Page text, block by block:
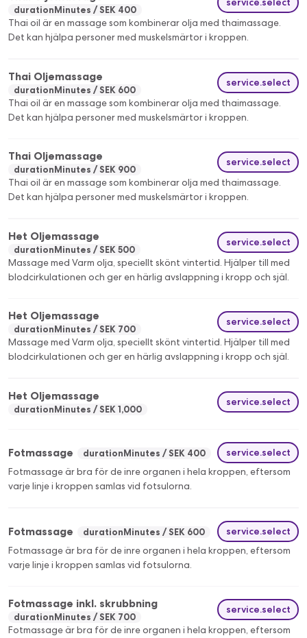
durationMinutes SEK 400
Thai oil är en massage som kombinerar olja med thaimassage.
Det kan hjälpa personer med muskelsmärtor i kroppen.
Thai Oljemassage
durationMinutes SEK 600
service.select
Thai oil är en massage som kombinerar olja med thaimassage.
Det kan hjälpa personer med muskelsmärtor i kroppen.
Thai Oljemassage
durationMinutes SEK 900
service.select
Thai oil är en massage som kombinerar olja med thaimassage.
Det kan hjälpa personer med muskelsmärtor i kroppen.
Het Oljemassage
durationMinutes SEK 500
service.select
Massage med Varm olja, speciellt skönt vintertid. Hjälper till med
blodcirkulationen och ger en härlig avslappning i kropp och själ.
Het Oljemassage
durationMinutes SEK 700
service.select
Massage med Varm olja, speciellt skönt vintertid. Hjälper till med
blodcirkulationen och ger en härlig avslappning i kropp och själ.
Het Oljemassage
durationMinutes SEK 1,000
service.select
Fotmassage durationMinutes SEK 400
service.select
Fotmassage är bra för de inre organen i hela kroppen, eftersom
varje linje i kroppen samlas vid fotsulorna.
Fotmassage durationMinutes SEK 600
service.select
Fotmassage är bra för de inre organen i hela kroppen, eftersom
varje linje i kroppen samlas vid fotsulorna.
Fotmassage inkl. skrubbning
durationMinutes SEK 700
service.select
Fotmassage är bra för de inre organen i hela kroppen, eftersom